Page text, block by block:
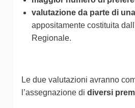
valutazione da parte di
appositamente costituita
Regionale.
Le due valutazioni avranno
l’assegnazione di diversi